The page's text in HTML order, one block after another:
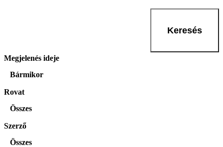
Keresés
Megjelenés ideje
Bármikor
Rovat
Összes
Szerző
Összes